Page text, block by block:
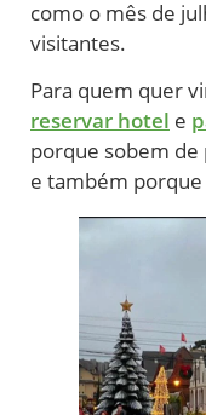
como o mês de
visitantes.
Para quem quer
reservar hotel e
porque sobem de
e também